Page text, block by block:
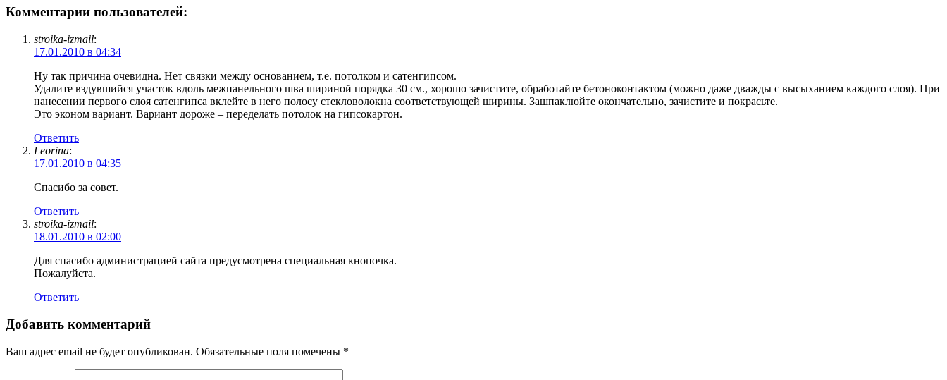
Комментарии пользователей:
stroika-izmail:
17.01.2010 в 04:34
Ну так причина очевидна. Нет связки между основанием, т.е. потолком и сатенгипсом.
Удалите вздувшийся участок вдоль межпанельного шва шириной порядка 30 см., хорошо зачистите, обработайте бетоноконтактом (можно даже дважды с высыханием каждого слоя). При
нанесении первого слоя сатенгипса вклейте в него полосу стекловолокна соответствующей ширины. Зашпаклюйте окончательно, зачистите и покрасьте.
Это эконом вариант. Вариант дороже – переделать потолок на гипсокартон.
Ответить
Leorina:
17.01.2010 в 04:35
Спасибо за совет.
Ответить
stroika-izmail:
18.01.2010 в 02:00
Для спасибо администрацией сайта предусмотрена специальная кнопочка.
Пожалуйста.
Ответить
Добавить комментарий
Ваш адрес email не будет опубликован. Обязательные поля помечены *